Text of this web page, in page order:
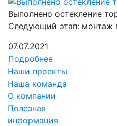
Выполнено остекление
Следующий этап: монтаж
07.07.2021
Подробнее
Наши проекты
Наша команда
О компании
Полезная
информация